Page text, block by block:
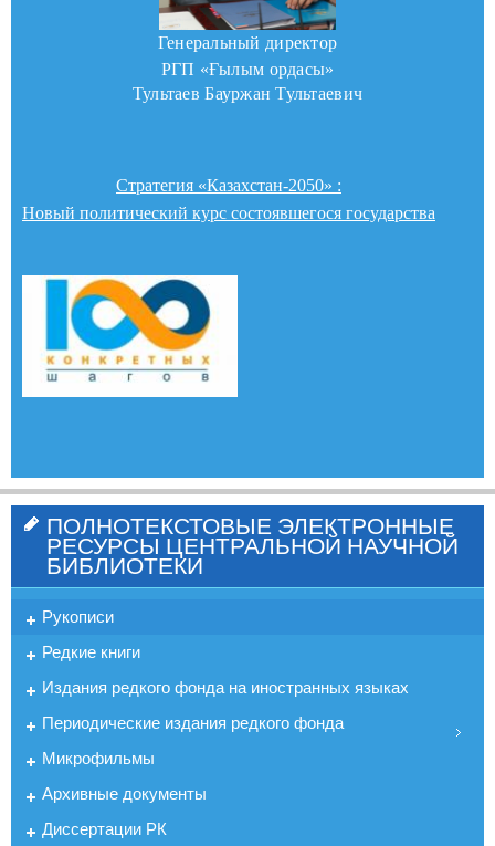
Генеральный директор
РГП «Ғылым ордасы»
Тультаев Бауржан Тультаевич
Стратегия «Казахстан-2050» :
Новый политический курс состоявшегося государства
ПОЛНОТЕКСТОВЫЕ ЭЛЕКТРОННЫЕ
РЕСУРСЫ ЦЕНТРАЛЬНОЙ НАУЧНОЙ
БИБЛИОТЕКИ
Рукописи
Редкие книги
Издания редкого фонда на иностранных языках
Периодические издания редкого фонда
Микрофильмы
Архивные документы
Диссертации РК